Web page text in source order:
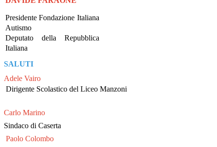
Presidente Fondazione Italiana
Autismo
Deputato della Repubblica
Italiana
SALUTI
Adele Vairo
Dirigente Scolastico del Liceo Manzoni
Carlo Marino
Sindaco di Caserta
Paolo Colombo